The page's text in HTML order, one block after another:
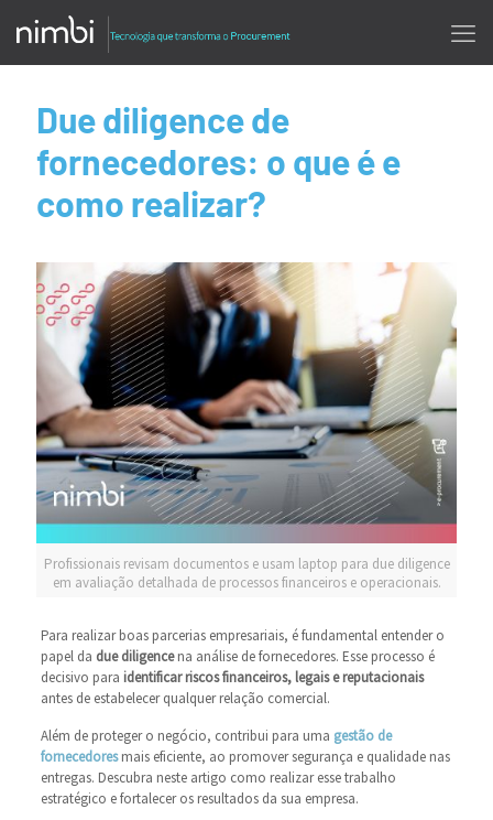
Due diligence de
fornecedores: o que é e
como realizar?
Profissionais revisam documentos e usam laptop para due diligence
em avaliação detalhada de processos financeiros e operacionais.
Para realizar boas parcerias empresariais, é fundamental entender o
papel da due diligencena análise de fornecedores. Esse processo é
decisivo para identificar riscos financeiros, legais e reputacionais
antes de estabelecer qualquer relação comercial.
Além de proteger o negócio, contribui para uma gestão de
fornecedoresmais eficiente, ao promover segurança e qualidade nas
entregas. Descubra neste artigo como realizar esse trabalho
estratégico e fortalecer os resultados da sua empresa.